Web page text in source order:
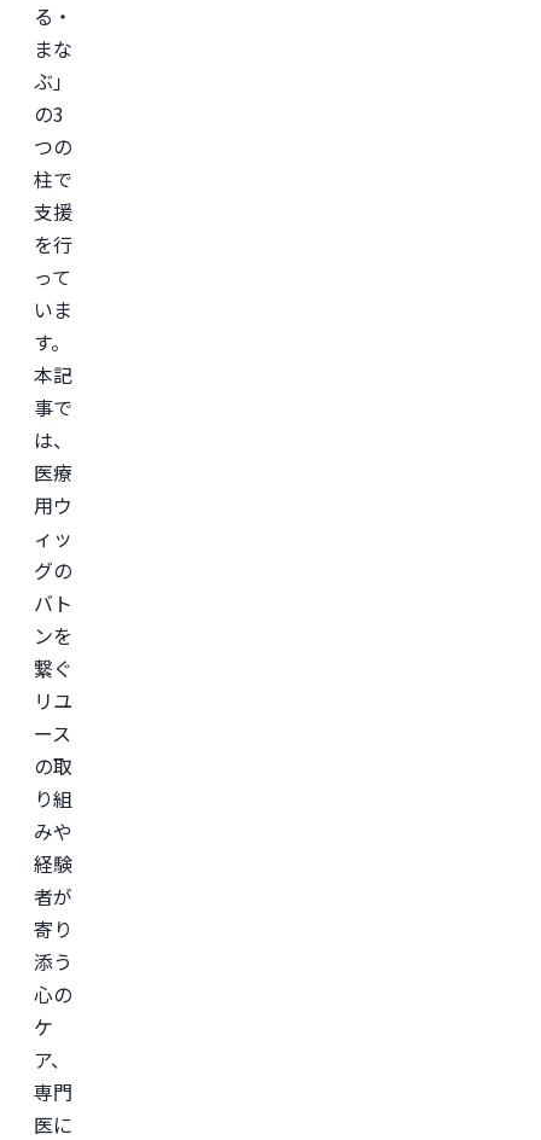
る・
まな
ぶ」
の3
つの
柱で
支援
を行
って
いま
す。
本記
事で
は、
医療
用ウ
ィッ
グの
バト
ンを
繋ぐ
リユ
ース
の取
り組
みや
経験
者が
寄り
添う
心の
ケ
ア、
専門
医に